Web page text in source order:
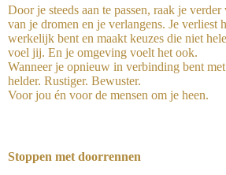
Door je steeds aan te passen, raak je
van je dromen en je verlangens. Je verliest
werkelijk bent en maakt keuzes die niet
voel jij. En je omgeving voelt het ook.
Wanneer je opnieuw in verbinding bent
helder. Rustiger. Bewuster.
Voor jou én voor de mensen om je heen.
Stoppen met doorrennen